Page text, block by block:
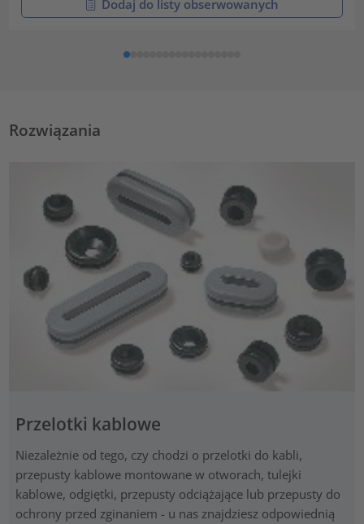
Dodaj do listy obserwowanych
Rozwiązania
Przelotki kablowe
Niezależnie od tego, czy chodzi o przelotki do kabli,
przepusty kablowe montowane w otworach, tulejki
kablowe, odgiętki, przepusty odciążające lub przepusty do
ochrony przed zginaniem - u nas znajdziesz odpowiednią